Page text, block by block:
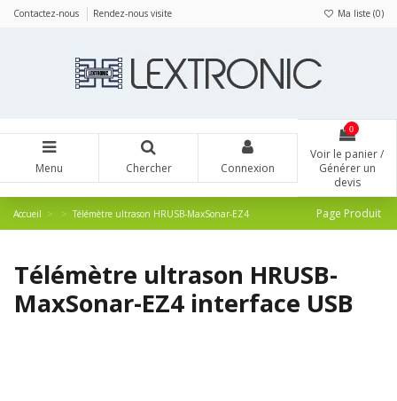
Contactez-nous Rendez-nous visite Ma liste (0)
Menu Chercher Connexion
0
Voir le panier /
Générer un
devis
Accueil Télémètre ultrason HRUSB-MaxSonar-EZ4 Page Produit
Télémètre ultrason HRUSB-
MaxSonar-EZ4 interface USB
Panneau de gestion des cookies